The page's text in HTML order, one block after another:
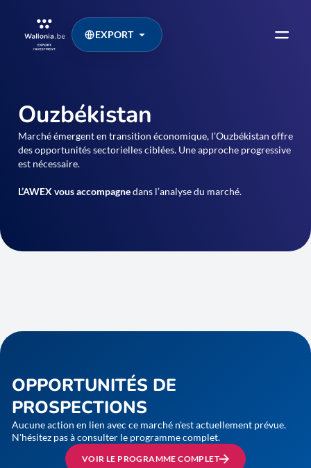
EXPORT
Ouzbékistan
Marché émergent en transition économique, l’Ouzbékistan offre
des opportunités sectorielles ciblées. Une approche progressive
est nécessaire.
L’AWEX vous accompagnedans l’analyse du marché.
OPPORTUNITÉS DE
PROSPECTIONS
Aucune action en lien avec ce marché n'est actuellement prévue.
N'hésitez pas à consulter le programme complet.
VOIR LE PROGRAMME COMPLET